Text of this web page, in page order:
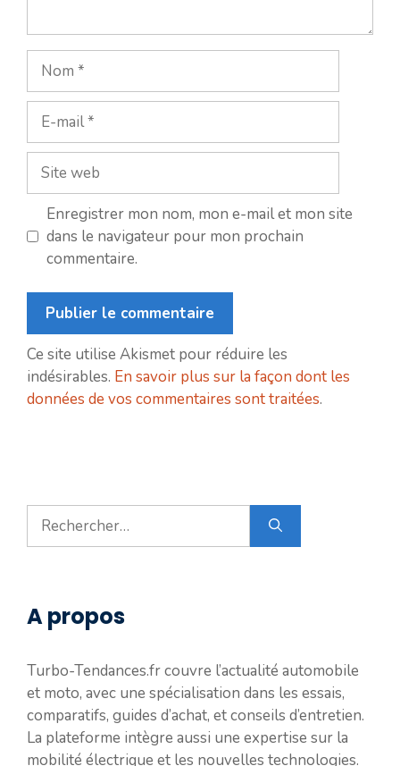
Nom
mail
Site
web
Enregistrer mon nom, mon e-mail et mon site
dans le navigateur pour mon prochain
commentaire.
Ce site utilise Akismet pour réduire les
indésirables. En savoir plus sur la façon dont les
données de vos commentaires sont traitées.
Rechercher :
A propos
Turbo-Tendances.fr couvre l’actualité automobile
et moto, avec une spécialisation dans les essais,
comparatifs, guides d’achat, et conseils d’entretien.
La plateforme intègre aussi une expertise sur la
mobilité électrique et les nouvelles technologies.